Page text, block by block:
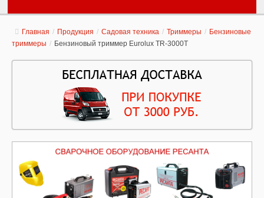
Главная / Продукция / Садовая техника / Триммеры / Бензиновые
триммеры / Бензиновый триммер Eurolux TR-3000T